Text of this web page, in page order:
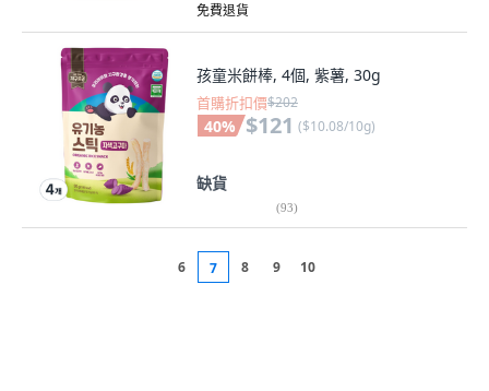
免費退貨
孩童米餅棒, 4個, 紫薯, 30g
首購折扣價$202
40% $121 ($10.08/10g)
缺貨
(93)
6 7 8 9 10